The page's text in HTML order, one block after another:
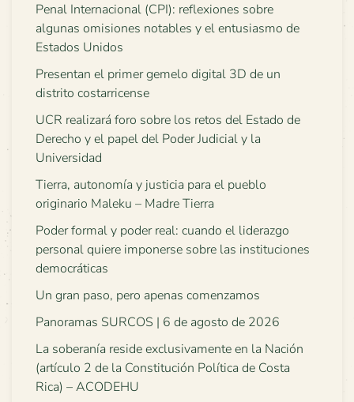
Penal Internacional (CPI): reflexiones sobre
algunas omisiones notables y el entusiasmo de
Estados Unidos
Presentan el primer gemelo digital 3D de un
distrito costarricense
UCR realizará foro sobre los retos del Estado de
Derecho y el papel del Poder Judicial y la
Universidad
Tierra, autonomía y justicia para el pueblo
originario Maleku – Madre Tierra
Poder formal y poder real: cuando el liderazgo
personal quiere imponerse sobre las instituciones
democráticas
Un gran paso, pero apenas comenzamos
Panoramas SURCOS | 6 de agosto de 2026
La soberanía reside exclusivamente en la Nación
(artículo 2 de la Constitución Política de Costa
Rica) – ACODEHU